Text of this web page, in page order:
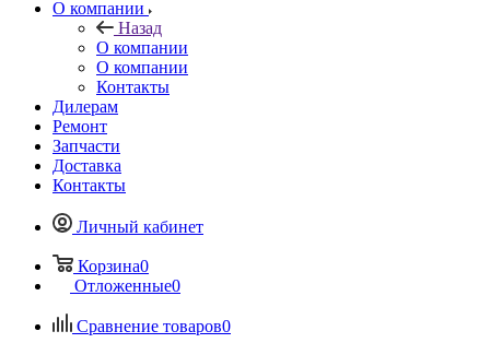
О компании
Назад
О компании
О компании
Контакты
Дилерам
Ремонт
Запчасти
Доставка
Контакты
Личный кабинет
Корзина0
Отложенные0
Сравнение товаров0